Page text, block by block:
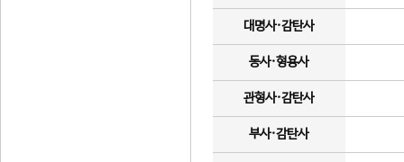
대명사·감탄사
동사·형용사
관형사·감탄사
부사·감탄사